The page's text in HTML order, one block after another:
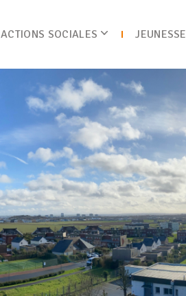
ACTIONS SOCIALES JEUNESSE